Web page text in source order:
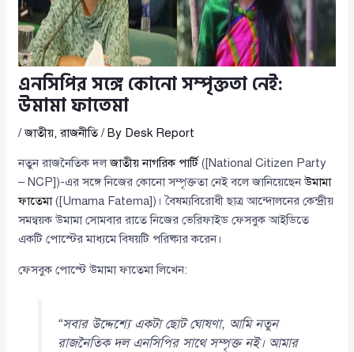
এনসিপির সঙ্গে কোনো সম্পৃক্ততা নেই:
উমামা ফাতেমা
/জাতীয়,রাজনীতি/ By Desk Report
নতুন রাজনৈতিক দলজাতীয় নাগরিক পার্টি ([National Citizen Party
– NCP])-এর সঙ্গে নিজের কোনো সম্পৃক্ততা নেই বলে জানিয়েছেনউমামা
ফাতেমা([Umama Fatema])। বৈষম্যবিরোধী ছাত্র আন্দোলনের কেন্দ্রীয়
সমন্বয়ক উমামা সোমবার রাতে নিজের ভেরিফাইড ফেসবুক আইডিতে
একটি পোস্টের মাধ্যমে বিষয়টি পরিষ্কার করেন।
ফেসবুক পোস্টে উমামা ফাতেমা লিখেন:
“সবার উদ্দেশ্যে একটা ছোট ঘোষণা, আমি নতুন
রাজনৈতিক দল এনসিপির সাথে সম্পৃক্ত নই। আমার